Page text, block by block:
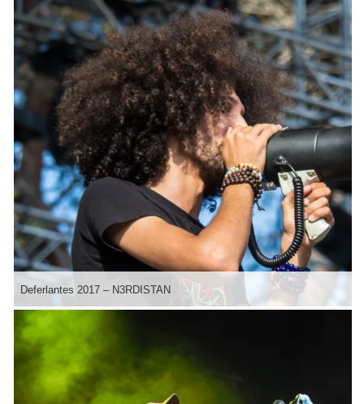
Deferlantes 2017 – N3RDISTAN